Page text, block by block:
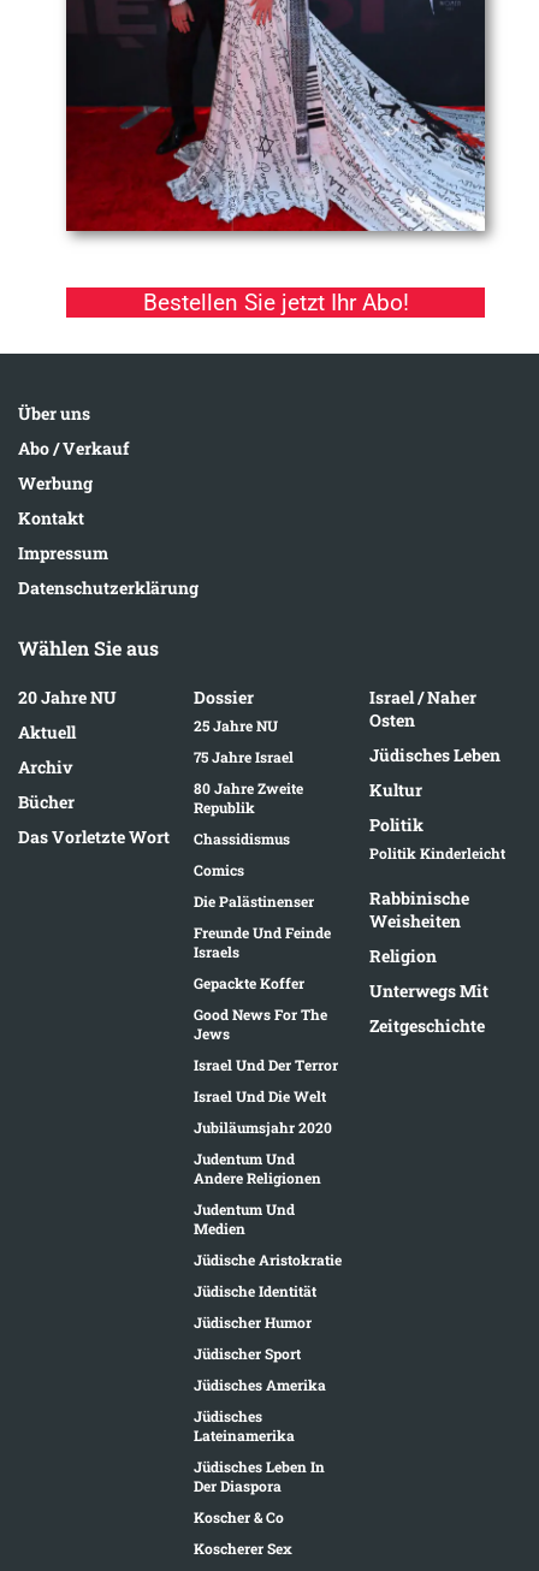
Bestellen Sie jetzt Ihr Abo!
Über uns
Abo / Verkauf
Werbung
Kontakt
Impressum
Datenschutzerklärung
Wählen Sie aus
20 Jahre NU
Aktuell
Archiv
Bücher
Das Vorletzte Wort
Dossier
25 Jahre NU
75 Jahre Israel
80 Jahre Zweite
Republik
Chassidismus
Comics
Die Palästinenser
Freunde Und Feinde
Israels
Gepackte Koffer
Good News For The
Jews
Israel Und Der Terror
Israel Und Die Welt
Jubiläumsjahr 2020
Judentum Und
Andere Religionen
Judentum Und
Medien
Jüdische Aristokratie
Jüdische Identität
Jüdischer Humor
Jüdischer Sport
Jüdisches Amerika
Jüdisches
Lateinamerika
Jüdisches Leben In
Der Diaspora
Koscher & Co
Koscherer Sex
Israel / Naher
Osten
Jüdisches Leben
Kultur
Politik
Politik Kinderleicht
Rabbinische
Weisheiten
Religion
Unterwegs Mit
Zeitgeschichte